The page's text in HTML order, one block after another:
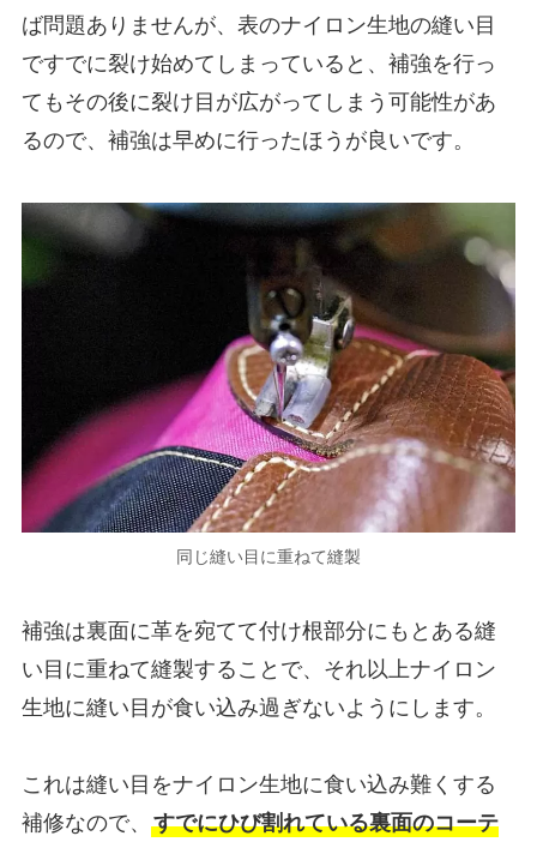
ば問題ありませんが、表のナイロン生地の縫い目
ですでに裂け始めてしまっていると、補強を行っ
てもその後に裂け目が広がってしまう可能性があ
るので、補強は早めに行ったほうが良いです。
同じ縫い目に重ねて縫製
補強は裏面に革を宛てて付け根部分にもとある縫
い目に重ねて縫製することで、それ以上ナイロン
生地に縫い目が食い込み過ぎないようにします。
これは縫い目をナイロン生地に食い込み難くする
補修なので、 すでにひび割れている裏面のコーテ